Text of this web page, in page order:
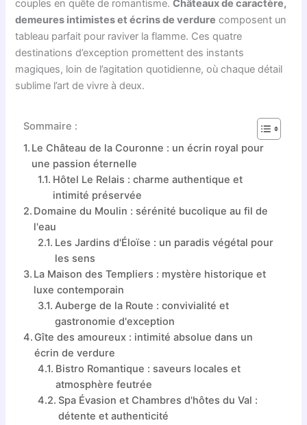
couples en quête de romantisme.Châteaux de caractère,
demeures intimistes et écrins de verdure composent un
tableau parfait pour raviver la flamme. Ces quatre
destinations d’exception promettent des instants
magiques, loin de l’agitation quotidienne, où chaque détail
sublime l’art de vivre à deux.
Sommaire :
Le Château de la Couronne : un écrin royal pour
une passion éternelle
Hôtel Le Relais : charme authentique et
intimité préservée
Domaine du Moulin : sérénité bucolique au fil de
l'eau
Les Jardins d'Éloïse : un paradis végétal pour
les sens
La Maison des Templiers : mystère historique et
luxe contemporain
Auberge de la Route : convivialité et
gastronomie d'exception
Gîte des amoureux : intimité absolue dans un
écrin de verdure
Bistro Romantique : saveurs locales et
atmosphère feutrée
Spa Évasion et Chambres d'hôtes du Val :
détente et authenticité